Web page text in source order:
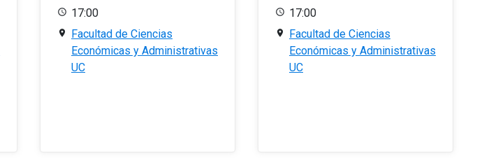
17:00
Facultad de Ciencias
Económicas y Administrativas
UC
17:00
Facultad de Ciencias
Económicas y Administrativas
UC